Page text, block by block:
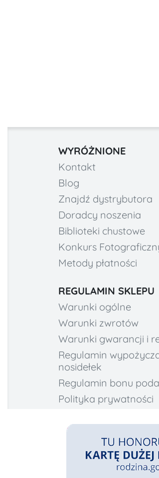
WYRÓŻNIONE
Kontakt
Blog
Znajdź dystrybutora
Doradcy noszenia
Biblioteki chustowe
Konkurs
Metody płatności
REGULAMIN SKLEPU
Warunki ogólne
Warunki zwrotów
Warunki gwarancji i
Regulamin
nosidełek
Regulamin bonu
Polityka prywatności